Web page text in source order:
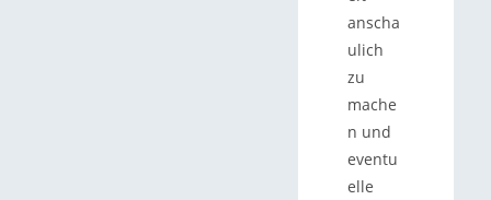
anscha
ulich
zu
mache
n und
eventu
elle